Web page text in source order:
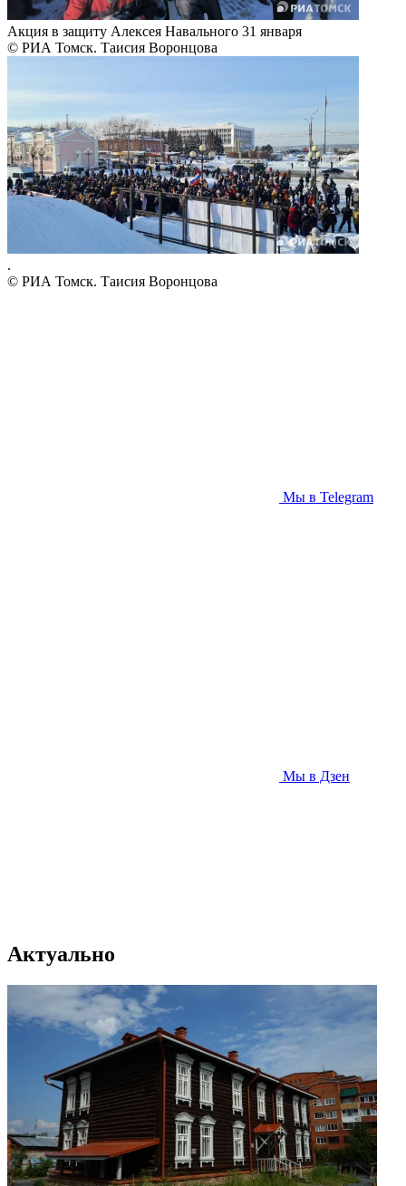
Акция в защиту Алексея Навального 31 января
© РИА Томск. Таисия Воронцова
.
© РИА Томск. Таисия Воронцова
Мы в Telegram
Мы в Дзен
Актуально